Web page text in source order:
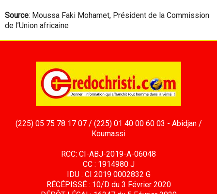
Source: Moussa Faki Mohamet, Président de la Commission
de l’Union africaine
(225) 05 75 78 17 07 / (225) 01 40 00 60 03 - Abidjan /
Koumassi
RCC: CI-ABJ-2019-A-06048
CC : 1914980 J
IDU : CI 2019 0002832 G
RÉCÉPISSÉ : 10/D du 3 Février 2020